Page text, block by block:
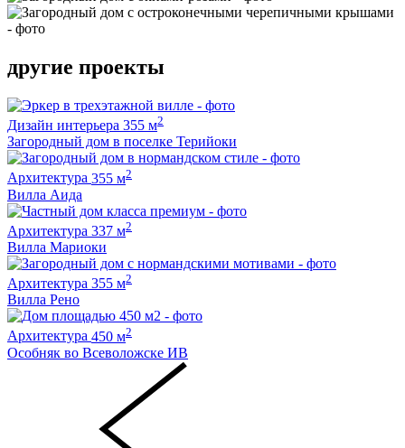
другие проекты
Дизайн интерьера 355 м2
Загородный дом в поселке Терийоки
Архитектура 355 м2
Вилла Аида
Архитектура 337 м2
Вилла Мариоки
Архитектура 355 м2
Вилла Рено
Архитектура 450 м2
Особняк во Всеволожске ИВ